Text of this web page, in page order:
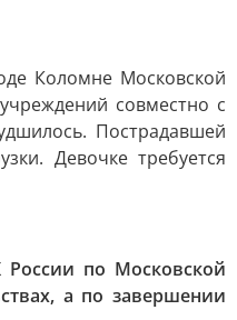
Коломне Московской
совместно с
Пострадавшей
Девочке требуется
России по Московской
а по завершении